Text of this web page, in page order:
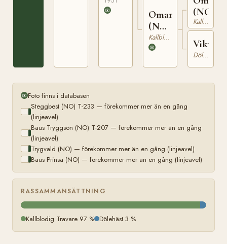
Omara
(NO)
T-
854
Kallblodig Travare
(NO)
Kallblodig Travare
Dölehäst
Foto finns i databasen
Steggbest (NO) T-233 — förekommer mer än en gång
(linjeavel)
Baus Tryggsön (NO) T-207 — förekommer mer än en gång
(linjeavel)
Trygvald (NO) — förekommer mer än en gång (linjeavel)
Baus Prinsa (NO) — förekommer mer än en gång (linjeavel)
RASSAMMANSÄTTNING
Kallblodig Travare 97 % Dölehäst 3 %